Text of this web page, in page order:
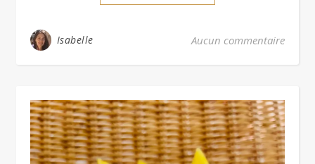
Isabelle Aucun commentaire